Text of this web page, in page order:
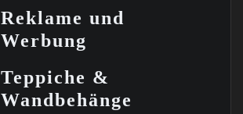
Reklame und
Werbung
Teppiche &
Wandbehänge